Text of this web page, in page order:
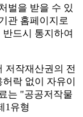
벌을 받을 수 있
관 홈페이지로
드시 통지하여
저작재산권의 전
락 없이 자유이
는 "공공저작물
1유형